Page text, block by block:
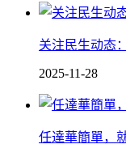
关注民生动态
2025-11-28
任達華簡單，